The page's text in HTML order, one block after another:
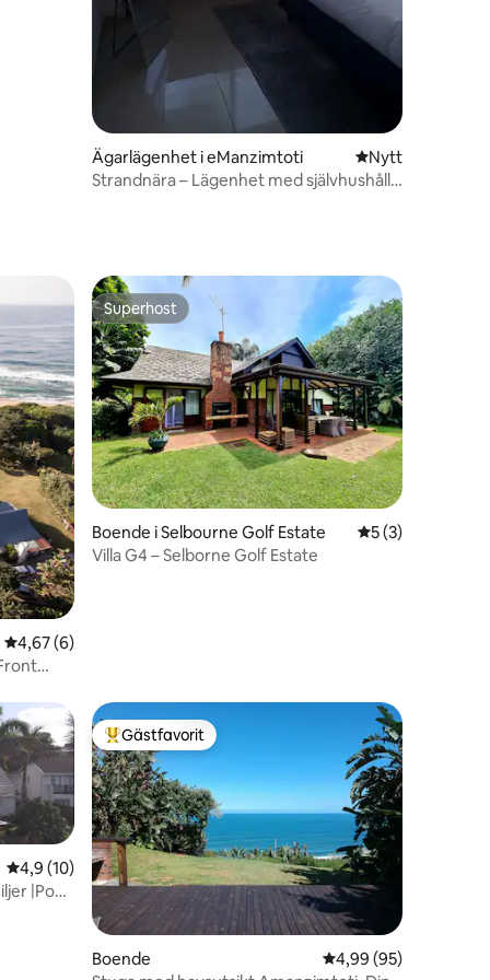
Ägarlägenhet i eManzimtoti Nytt ställe att bo
Nytt
Strandnära – Lägenhet med självhushåll,
4,67 av 5 i genomsnittligt betyg, 6 omdömen
4,67 (6)
Superhost
Superhost
Boende i Selbourne Golf Estate 5 av 5 i
5 (3)
Villa G4 – Selborne Golf Estate
4,9 av 5 i genomsnittligt betyg, 10 omdömen
4,9 (10)
|Pool
Populär gästfavorit
Gästfavorit
Boende 4,99 av 5 i
4,99 (95)